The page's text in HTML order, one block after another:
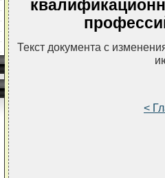
Текст документа с
<